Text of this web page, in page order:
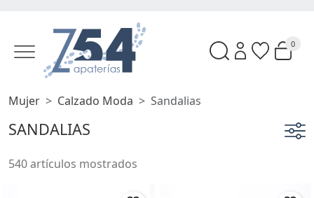
0
Mujer Calzado Moda Sandalias
SANDALIAS
540 artículos mostrados